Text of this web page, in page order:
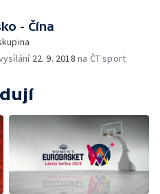
- Čína
22. 9. 2018 na ČT sport